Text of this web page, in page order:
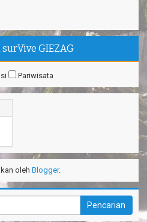
GIEZAG
Pariwisata
oleh Blogger.